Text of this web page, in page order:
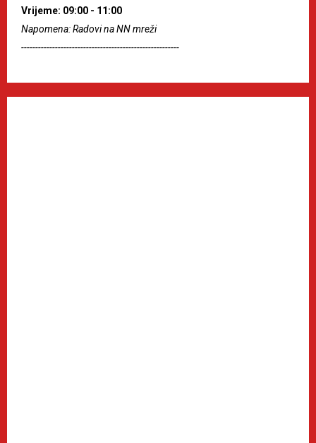
Vrijeme: 09:00 - 11:00
Napomena: Radovi na NN mreži
--------------------------------------------------------